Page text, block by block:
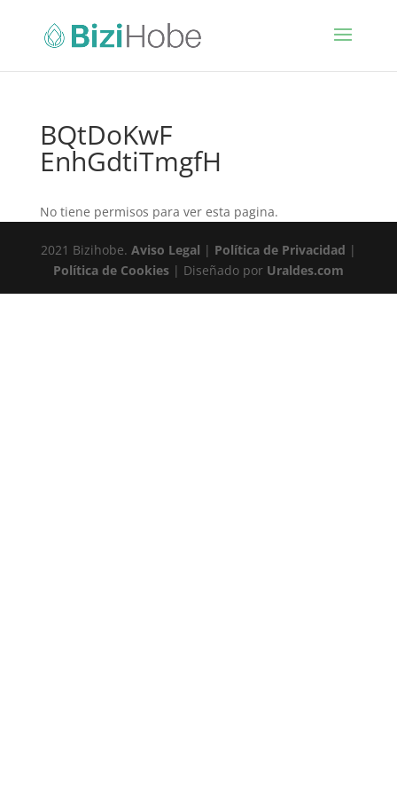
BQtDoKwF
EnhGdtiTmgfH
No tiene permisos para ver esta pagina.
2021 Bizihobe. Aviso Legal | Política de Privacidad |
Política de Cookies| Diseñado por Uraldes.com